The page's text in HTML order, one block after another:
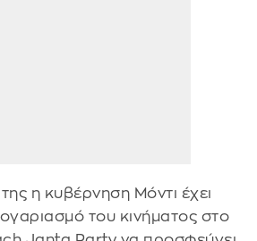
η κυβέρνηση Μόντι έχει
του κινήματος στο